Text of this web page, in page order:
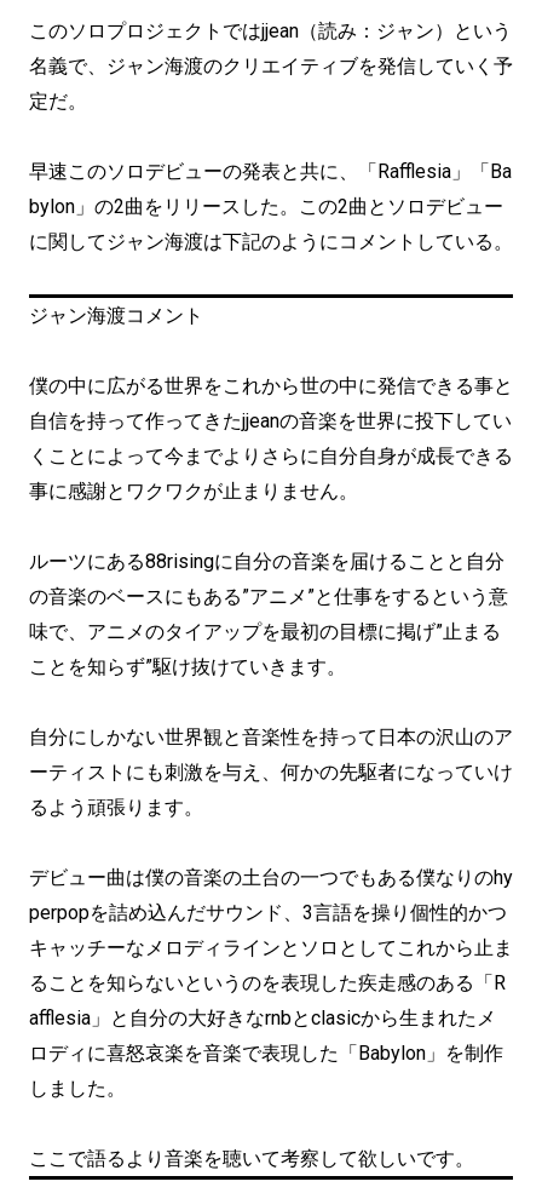
このソロプロジェクトではjjean（読み：ジャン）という
名義で、ジャン海渡のクリエイティブを発信していく予
定だ。
早速このソロデビューの発表と共に、「Rafflesia」「Ba
bylon」の2曲をリリースした。この2曲とソロデビュー
に関してジャン海渡は下記のようにコメントしている。
ジャン海渡コメント
僕の中に広がる世界をこれから世の中に発信できる事と
自信を持って作ってきたjjeanの音楽を世界に投下してい
くことによって今までよりさらに自分自身が成長できる
事に感謝とワクワクが止まりません。
ルーツにある88risingに自分の音楽を届けることと自分
の音楽のベースにもある”アニメ”と仕事をするという意
味で、アニメのタイアップを最初の目標に掲げ”止まる
ことを知らず”駆け抜けていきます。
自分にしかない世界観と音楽性を持って日本の沢山のア
ーティストにも刺激を与え、何かの先駆者になっていけ
るよう頑張ります。
デビュー曲は僕の音楽の土台の一つでもある僕なりのhy
perpopを詰め込んだサウンド、3言語を操り個性的かつ
キャッチーなメロディラインとソロとしてこれから止ま
ることを知らないというのを表現した疾走感のある「R
afflesia」と自分の大好きなrnbとclasicから生まれたメ
ロディに喜怒哀楽を音楽で表現した「Babylon」を制作
しました。
ここで語るより音楽を聴いて考察して欲しいです。